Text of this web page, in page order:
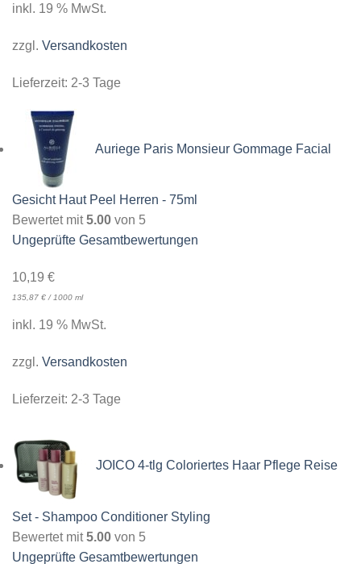
inkl. 19 % MwSt.
zzgl. Versandkosten
Lieferzeit: 2-3 Tage
Auriege Paris Monsieur Gommage Facial
Gesicht Haut Peel Herren - 75ml
Bewertet mit5.00 von 5
Ungeprüfte Gesamtbewertungen
10,19 €
135,87 € / 1000 ml
inkl. 19 % MwSt.
zzgl. Versandkosten
Lieferzeit: 2-3 Tage
JOICO 4-tlg Coloriertes Haar Pflege Reise
Set - Shampoo Conditioner Styling
Bewertet mit5.00 von 5
Ungeprüfte Gesamtbewertungen